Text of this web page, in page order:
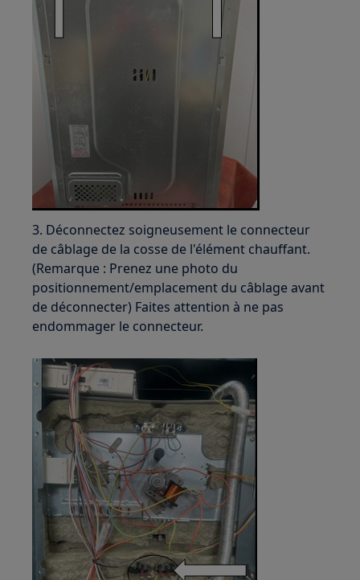
3. Déconnectez soigneusement le connecteur
de câblage de la cosse de l'élément chauffant.
(Remarque : Prenez une photo du
positionnement/emplacement du câblage avant
de déconnecter) Faites attention à ne pas
endommager le connecteur.